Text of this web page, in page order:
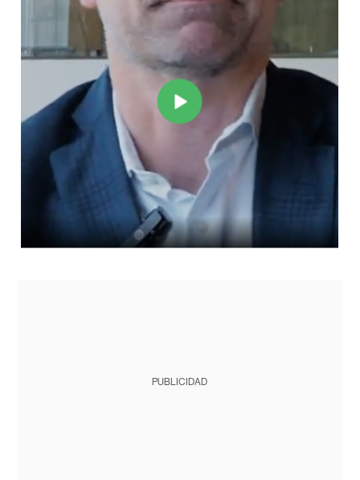
PUBLICIDAD